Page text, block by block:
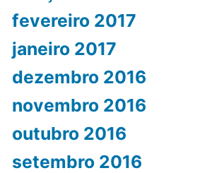
fevereiro 2017
janeiro 2017
dezembro 2016
novembro 2016
outubro 2016
setembro 2016